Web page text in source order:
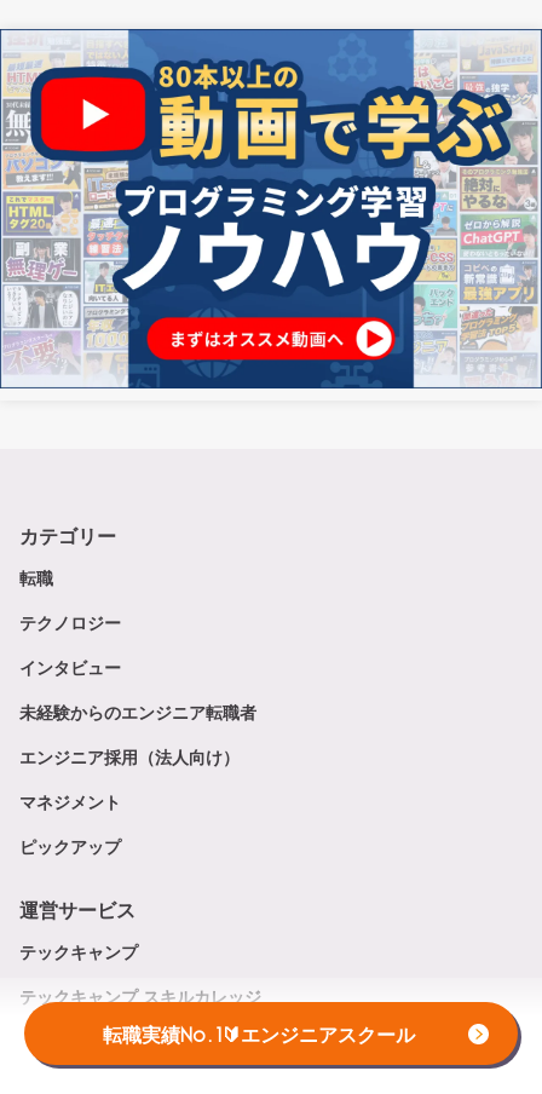
転職実績No.1🔰エンジニアスクール
カテゴリー
転職
テクノロジー
インタビュー
未経験からのエンジニア転職者
エンジニア採用（法人向け）
マネジメント
ピックアップ
運営サービス
テックキャンプ
テックキャンプ スキルカレッジ
テックキャンプ 法人研修サービス